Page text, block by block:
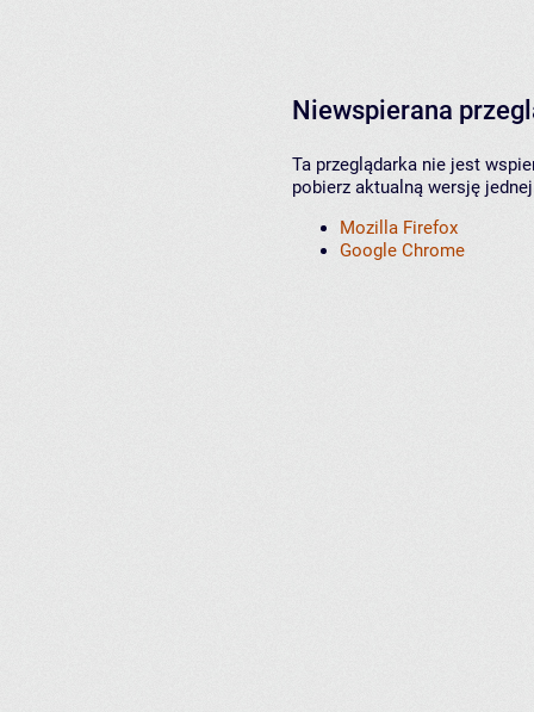
Niewspierana
Ta przeglądarka nie jest
pobierz aktualną wersję
Mozilla Firefox
Google Chrome